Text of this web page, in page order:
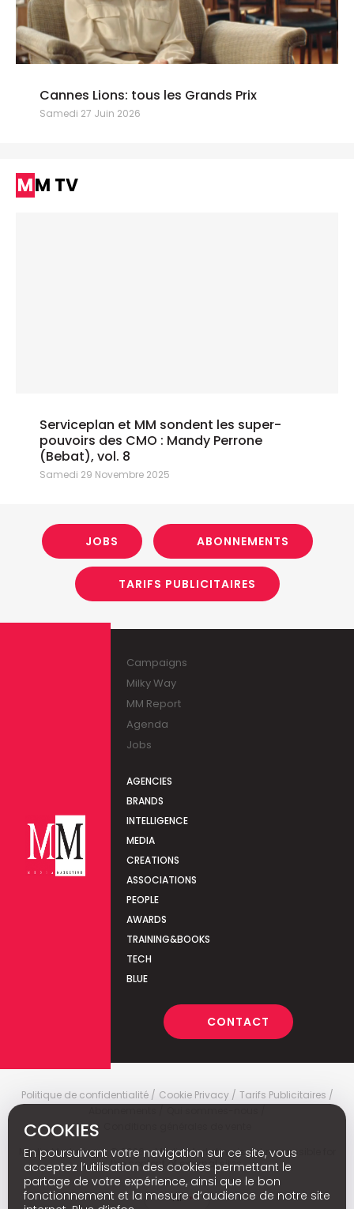
Cannes Lions: tous les Grands Prix
Samedi 27 Juin 2026
MM TV
Serviceplan et MM sondent les super-
pouvoirs des CMO : Mandy Perrone
(Bebat), vol. 8
Samedi 29 Novembre 2025
JOBS ABONNEMENTS
TARIFS PUBLICITAIRES
Campaigns
Milky Way
MM Report
Agenda
Jobs
AGENCIES
BRANDS
INTELLIGENCE
MEDIA
CREATIONS
ASSOCIATIONS
PEOPLE
AWARDS
TRAINING&BOOKS
TECH
BLUE
CONTACT
Politique de confidentialité Cookie Privacy
Tarifs Publicitaires
Media Marketingc © 2026 - Media Marketing is not responsible for
the content of external sites.
Nl
COOKIES
En poursuivant votre navigation sur ce site, vous
acceptez l’utilisation des cookies permettant le
partage de votre expérience, ainsi que le bon
fonctionnement et la mesure d’audience de notre site